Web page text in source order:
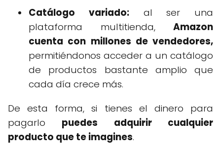
Catálogo variado:al ser una
plataforma multitienda, Amazon
cuenta con millones de vendedores,
permitiéndonos acceder a un catálogo
de productos bastante amplio que
cada día crece más.
De esta forma, si tienes el dinero para
pagarlo puedes adquirir cualquier
producto que te imagines.